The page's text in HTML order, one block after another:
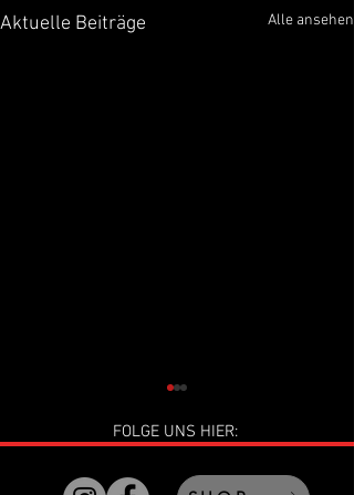
Aktuelle Beiträge Alle ansehen
FOLGE UNS HIER: